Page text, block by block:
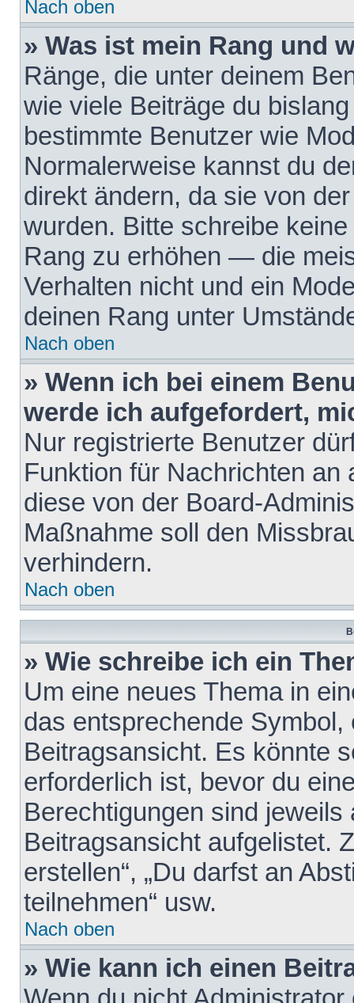
Nach oben
» Was ist mein Rang und
Ränge, die unter deinem
wie viele Beiträge du
bestimmte Benutzer wie
Normalerweise kannst du
direkt ändern, da sie von
wurden. Bitte schreibe
Rang zu erhöhen — die
Verhalten nicht und ein
deinen Rang unter
Nach oben
» Wenn ich bei einem
werde ich aufgefordert,
Nur registrierte Benutzer
Funktion für Nachrichten
diese von der Board-
Maßnahme soll den
verhindern.
Nach oben
» Wie schreibe ich ein
Um eine neues Thema in
das entsprechende
Beitragsansicht. Es könnte
erforderlich ist, bevor du
Berechtigungen sind
Beitragsansicht aufgelistet.
erstellen“, „Du darfst an
teilnehmen“ usw.
Nach oben
» Wie kann ich einen